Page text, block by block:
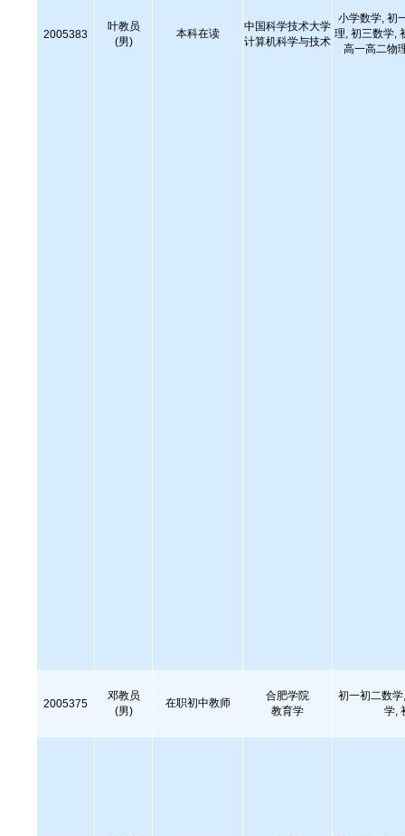
2005383
叶教员
(男)
本科在读
中国科学技术大学
计算机科学与技术
小学数学, 初
理, 初三数学,
高一高二物
2005375
邓教员
(男)
在职初中教师
合肥学院
教育学
初一初二数
学,